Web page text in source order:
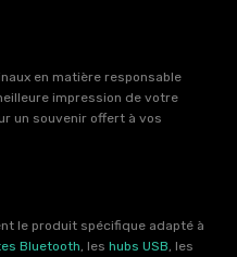
en matière responsable
impression de votre
un souvenir offert à vos
le produit spécifique adapté à
Bluetooth , les hubs USB , les